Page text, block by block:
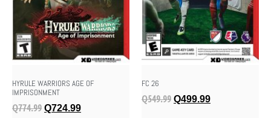
HYRULE WARRIORS AGE OF
IMPRISONMENT
Q774.99 Q724.99
FC 26
Q549.99 Q499.99